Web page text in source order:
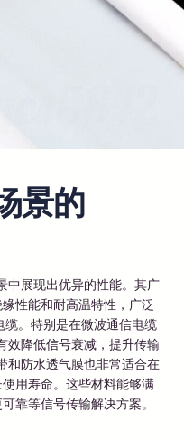
景的
中展现出优异的性能。其广
性能和耐高温特性，广泛
缆。特别是在微波通信电缆
效降低信号衰减，提升传输
和防水透气膜也非常适合在
用寿命。这些材料能够满
靠等信号传输解决方案。